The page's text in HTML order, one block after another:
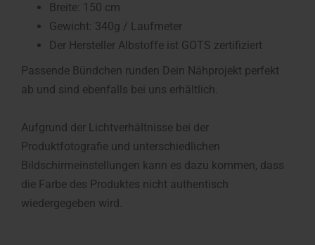
Breite: 150 cm
Gewicht: 340g / Laufmeter
Der Hersteller Albstoffe ist GOTS zertifiziert
Passende Bündchen runden Dein Nähprojekt perfekt
ab und sind ebenfalls bei uns erhältlich.
Aufgrund der Lichtverhältnisse bei der
Produktfotografie und unterschiedlichen
Bildschirmeinstellungen kann es dazu kommen, dass
die Farbe des Produktes nicht authentisch
wiedergegeben wird.